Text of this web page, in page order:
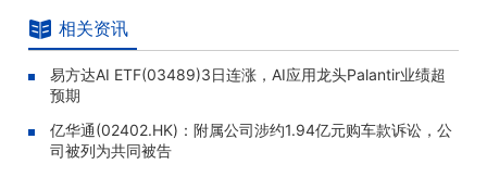
相关资讯
易方达AI ETF(03489)3日连涨，AI应用龙头Palantir业绩超
预期
亿华通(02402.HK)：附属公司涉约1.94亿元购车款诉讼，公
司被列为共同被告